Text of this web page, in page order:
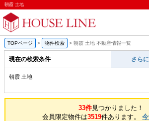
朝霞 土地
TOPページ > 物件検索 > 朝霞 土地 不動産情報一覧
現在の検索条件 さら
朝霞 土地
33件見つかりました！
会員限定物件は3519件あります。